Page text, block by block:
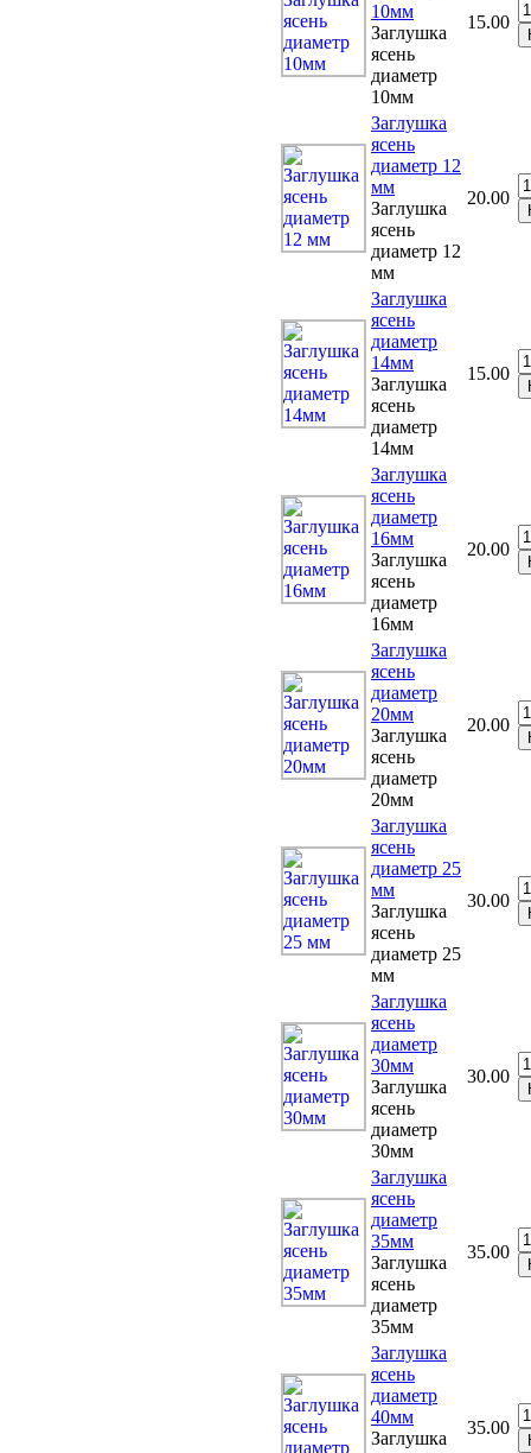
10мм
Заглушка
ясень
диаметр
10мм
15.00
Заглушка
ясень
диаметр 12
мм
Заглушка
ясень
диаметр 12
мм
20.00
Заглушка
ясень
диаметр
14мм
Заглушка
ясень
диаметр
14мм
15.00
Заглушка
ясень
диаметр
16мм
Заглушка
ясень
диаметр
16мм
20.00
Заглушка
ясень
диаметр
20мм
Заглушка
ясень
диаметр
20мм
20.00
Заглушка
ясень
диаметр 25
мм
Заглушка
ясень
диаметр 25
мм
30.00
Заглушка
ясень
диаметр
30мм
Заглушка
ясень
диаметр
30мм
30.00
Заглушка
ясень
диаметр
35мм
Заглушка
ясень
диаметр
35мм
35.00
Заглушка
ясень
диаметр
40мм
Заглушка
35.00